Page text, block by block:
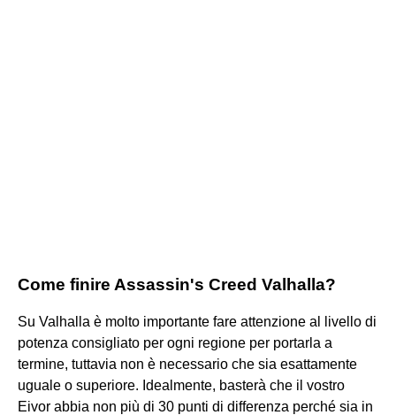
Come finire Assassin's Creed Valhalla?
Su Valhalla è molto importante fare attenzione al livello di
potenza consigliato per ogni regione per portarla a
termine, tuttavia non è necessario che sia esattamente
uguale o superiore. Idealmente, basterà che il vostro
Eivor abbia non più di 30 punti di differenza perché sia in